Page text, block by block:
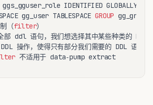
gg_user TABLESPACE GROUP
（filter）
部 ddl 语句，我们想选择其中某些种类的 DDL
操作，使得只有部分我们需要的 DDL 语句